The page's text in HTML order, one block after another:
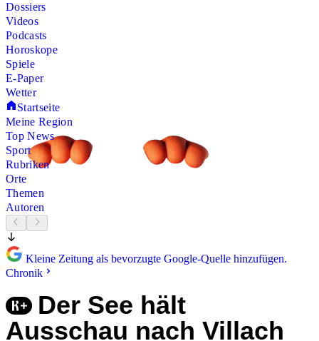
Dossiers
Videos
Podcasts
Horoskope
Spiele
E-Paper
Wetter
Startseite
Meine Region
Top News
Sport
Rubriken
Orte
Themen
Autoren
Kleine Zeitung als bevorzugte Google-Quelle hinzufügen.
Chronik
Der See hält
Ausschau nach Villach